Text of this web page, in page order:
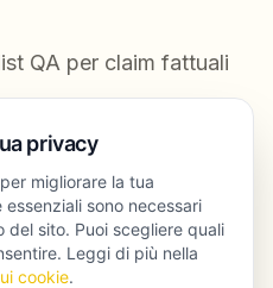
QA per claim fattuali
“Cosa vedono i
review” (insight di
all’intento di
privacy
migliorare la tua
sono necessari
del sito. Puoi scegliere quali
Leggi di più nella
cookie.